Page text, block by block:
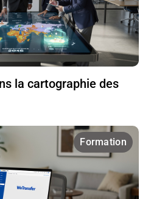
la cartographie des
Formation